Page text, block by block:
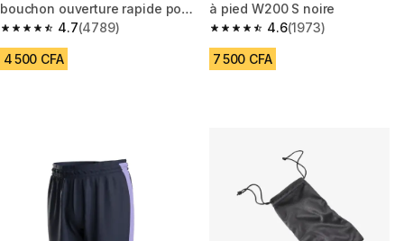
bouchon ouverture rapide pour
la randonnée - Bleu
4.7
4.7 out of 5 stars from 4789 reviews
(4789)
4 500 CFA
à pied W200 S noire
4.6
4.6 out of 5 stars from 1973
(1973)
7 500 CFA